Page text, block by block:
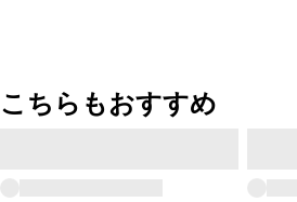
こちらもおすすめ